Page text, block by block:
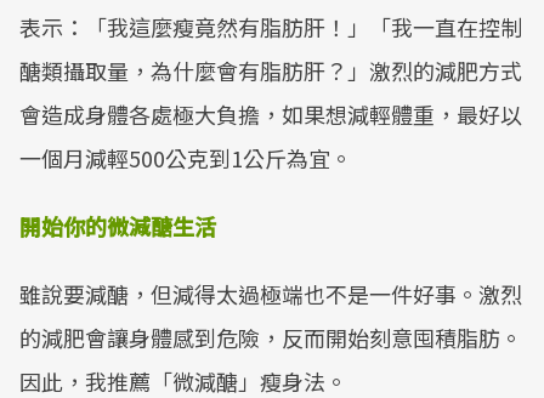
表示：「我這麼瘦竟然有脂肪肝！」「我一直在控制
醣類攝取量，為什麼會有脂肪肝？」激烈的減肥方式
會造成身體各處極大負擔，如果想減輕體重，最好以
一個月減輕500公克到1公斤為宜。
開始你的微減醣生活
雖說要減醣，但減得太過極端也不是一件好事。激烈
的減肥會讓身體感到危險，反而開始刻意囤積脂肪。
因此，我推薦「微減醣」瘦身法。